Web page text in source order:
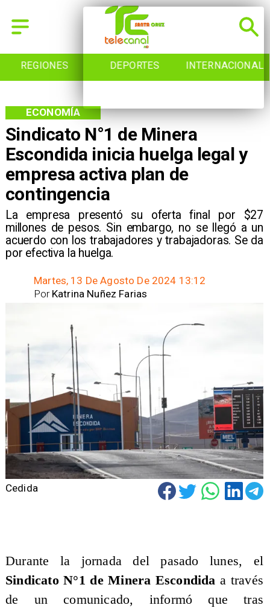
REGIONES DEPORTES INTERNACIONAL
Sindicato N°1 de Minera
Escondida inicia huelga legal y
empresa activa plan de
contingencia
La empresa presentó su oferta final por $27
millones de pesos. Sin embargo, no se llegó a un
acuerdo con los trabajadores y trabajadoras. Se da
por efectiva la huelga.
ECONOMÍA
Martes, 13 De Agosto De 2024 13:12
Katrina Nuñez Farias
Por
Cedida
Durante la jornada del pasado lunes, el
Sindicato N°1 de Minera Escondida a través
de un comunicado, informó que tras